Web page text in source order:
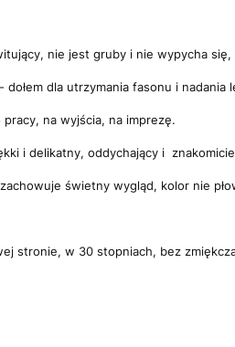
nie jest gruby i nie wypycha się,
dołem dla utrzymania fasonu i
pracy, na wyjścia, na imprezę.
i delikatny, oddychający i
świetny wygląd, kolor nie
stronie, w 30 stopniach, bez